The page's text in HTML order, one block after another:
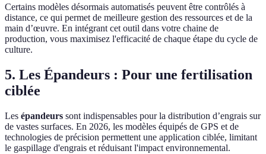
Certains modèles désormais automatisés peuvent être contrôlés à
distance, ce qui permet de meilleure gestion des ressources et de la
main d’œuvre. En intégrant cet outil dans votre chaine de
production, vous maximisez l'efficacité de chaque étape du cycle de
culture.
5. Les Épandeurs : Pour une fertilisation
ciblée
Les épandeurs sont indispensables pour la distribution d’engrais sur
de vastes surfaces. En 2026, les modèles équipés de GPS et de
technologies de précision permettent une application ciblée, limitant
le gaspillage d'engrais et réduisant l'impact environnemental.